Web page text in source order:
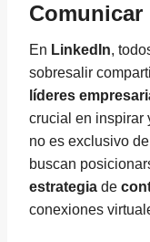
Comunicar
En LinkedIn,
sobresalir
líderes
crucial en inspirar
no es exclusivo de
buscan
estrategia de
conexiones